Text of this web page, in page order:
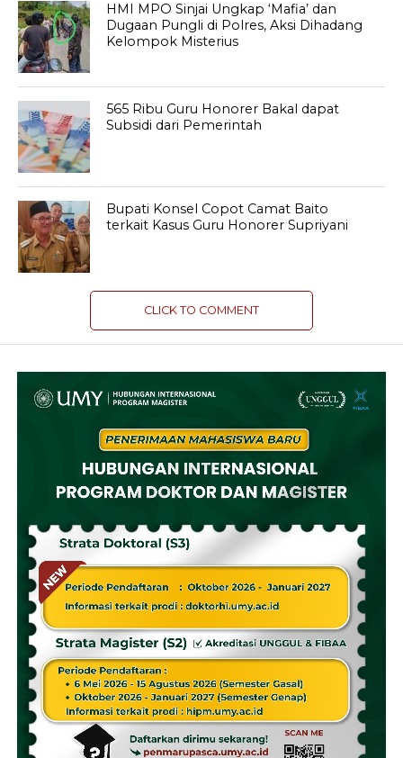
HMI MPO Sinjai Ungkap ‘Mafia’ dan
Dugaan Pungli di Polres, Aksi Dihadang
Kelompok Misterius
565 Ribu Guru Honorer Bakal dapat
Subsidi dari Pemerintah
Bupati Konsel Copot Camat Baito
terkait Kasus Guru Honorer Supriyani
CLICK TO COMMENT